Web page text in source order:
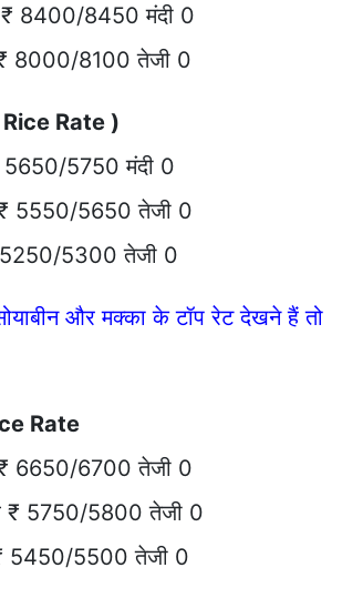
₹ 8400/8450 मंदी 0
8000/8100 तेजी 0
Rice Rate )
5650/5750 मंदी 0
₹ 5550/5650 तेजी 0
5250/5300 तेजी 0
और मक्का के टॉप रेट देखने हैं तो
Rate
₹ 6650/6700 तेजी 0
₹ 5750/5800 तेजी 0
5450/5500 तेजी 0